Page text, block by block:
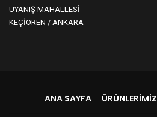
UYANIŞ MAHALLESİ
KEÇİÖREN / ANKARA
ANA SAYFA ÜRÜNLERIMIZ